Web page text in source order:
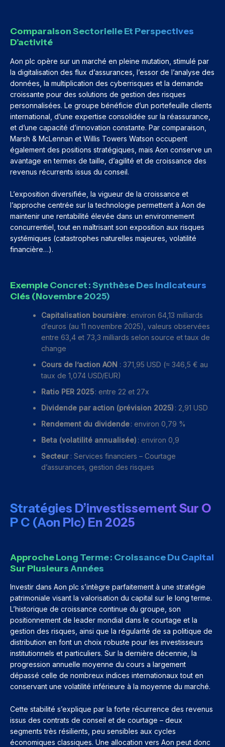
Comparaison Sectorielle Et Perspectives
D’activité
Aon plc opère sur un marché en pleine mutation, stimulé par
la digitalisation des flux d’assurances, l’essor de l’analyse des
données, la multiplication des cyberrisques et la demande
croissante pour des solutions de gestion des risques
personnalisées. Le groupe bénéficie d’un portefeuille clients
international, d’une expertise consolidée sur la réassurance,
et d’une capacité d’innovation constante. Par comparaison,
Marsh & McLennan et Willis Towers Watson occupent
également des positions stratégiques, mais Aon conserve un
avantage en termes de taille, d’agilité et de croissance des
revenus récurrents issus du conseil.
L’exposition diversifiée, la vigueur de la croissance et
l’approche centrée sur la technologie permettent à Aon de
maintenir une rentabilité élevée dans un environnement
concurrentiel, tout en maîtrisant son exposition aux risques
systémiques (catastrophes naturelles majeures, volatilité
financière…).
Exemple Concret : Synthèse Des Indicateurs
Clés (novembre 2025)
Capitalisation boursière: environ 64,13 milliards
d’euros (au 11 novembre 2025), valeurs observées
entre 63,4 et 73,3 milliards selon source et taux de
change
Cours de l’action AON : 371,95 USD (≈ 346,5 € au
taux de 1,074 USD/EUR)
Ratio PER 2025: entre 22 et 27x
Dividende par action (prévision 2025) : 2,91 USD
Rendement du dividende: environ 0,79 %
Beta (volatilité annualisée) : environ 0,9
Secteur: Services financiers – Courtage
d’assurances, gestion des risques
Stratégies D’investissement Sur O
P C (Aon Plc) En 2025
Approche Long Terme : Croissance Du Capital
Sur Plusieurs Années
Investir dans Aon plc s’intègre parfaitement à une stratégie
patrimoniale visant la valorisation du capital sur le long terme.
L’historique de croissance continue du groupe, son
positionnement de leader mondial dans le courtage et la
gestion des risques, ainsi que la régularité de sa politique de
distribution en font un choix robuste pour les investisseurs
institutionnels et particuliers. Sur la dernière décennie, la
progression annuelle moyenne du cours a largement
dépassé celle de nombreux indices internationaux tout en
conservant une volatilité inférieure à la moyenne du marché.
Cette stabilité s’explique par la forte récurrence des revenus
issus des contrats de conseil et de courtage – deux
segments très résilients, peu sensibles aux cycles
économiques classiques. Une allocation vers Aon peut donc